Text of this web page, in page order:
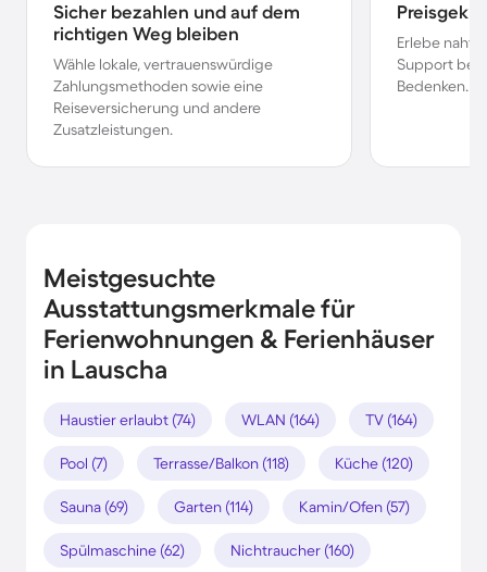
Sicher bezahlen und auf dem
richtigen Weg bleiben
Wähle lokale, vertrauenswürdige
Zahlungsmethoden sowie eine
Reiseversicherung und andere
Zusatzleistungen.
Erlebe
Support bei
Bedenken.
Meistgesuchte
Ausstattungsmerkmale für
Ferienwohnungen & Ferienhäuser
in Lauscha
Haustier erlaubt (74) WLAN (164) TV (164)
Pool (7) Terrasse/Balkon (118) Küche (120)
Sauna (69) Garten (114) Kamin/Ofen (57)
Spülmaschine (62) Nichtraucher (160)